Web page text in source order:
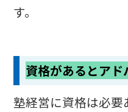
す。
資格があるとア
塾経営に資格は必